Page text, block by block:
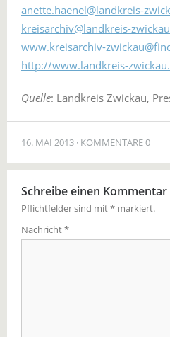
anette.haenel@landkreis-
kreisarchiv@landkreis-
www.kreisarchiv-
http://www.landkreis-
Quelle: Landkreis Zwickau,
16. MAI 2013 KOMMENTARE 0
Schreibe einen Kommentar
Pflichtfelder sind mit* markiert.
Nachricht*